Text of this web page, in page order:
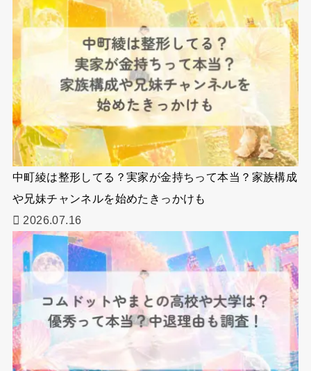
中町綾は整形してる？実家が金持ちって本当？家族構成
や兄妹チャンネルを始めたきっかけも
2026.07.16